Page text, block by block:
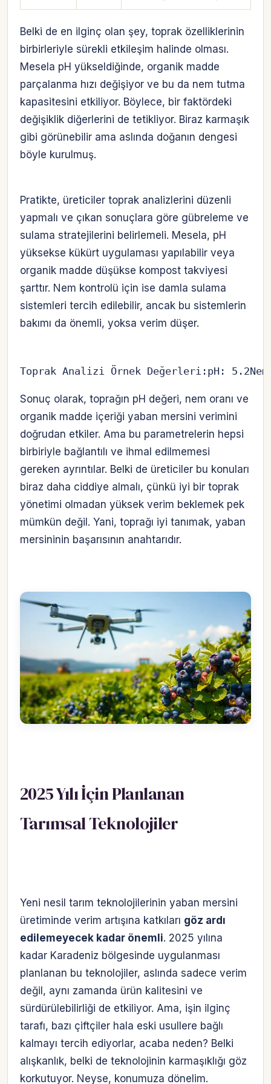
Belki de en ilginç olan şey, toprak özelliklerinin
birbirleriyle sürekli etkileşim halinde olması.
Mesela pH yükseldiğinde, organik madde
parçalanma hızı değişiyor ve bu da nem tutma
kapasitesini etkiliyor. Böylece, bir faktördeki
değişiklik diğerlerini de tetikliyor. Biraz karmaşık
gibi görünebilir ama aslında doğanın dengesi
böyle kurulmuş.
Pratikte, üreticiler toprak analizlerini düzenli
yapmalı ve çıkan sonuçlara göre gübreleme ve
sulama stratejilerini belirlemeli. Mesela, pH
yüksekse kükürt uygulaması yapılabilir veya
organik madde düşükse kompost takviyesi
şarttır. Nem kontrolü için ise damla sulama
sistemleri tercih edilebilir, ancak bu sistemlerin
bakımı da önemli, yoksa verim düşer.
Toprak Analizi Örnek Değerleri:pH: 5.2Nem:
Sonuç olarak, toprağın pH değeri, nem oranı ve
organik madde içeriği yaban mersini verimini
doğrudan etkiler. Ama bu parametrelerin hepsi
birbiriyle bağlantılı ve ihmal edilmemesi
gereken ayrıntılar. Belki de üreticiler bu konuları
biraz daha ciddiye almalı, çünkü iyi bir toprak
yönetimi olmadan yüksek verim beklemek pek
mümkün değil. Yani, toprağı iyi tanımak, yaban
mersininin başarısının anahtarıdır.
2025 Yılı İçin Planlanan
Tarımsal Teknolojiler
Yeni nesil tarım teknolojilerinin yaban mersini
üretiminde verim artışına katkıları göz ardı
edilemeyecek kadar önemli. 2025 yılına
kadar Karadeniz bölgesinde uygulanması
planlanan bu teknolojiler, aslında sadece verim
değil, aynı zamanda ürün kalitesini ve
sürdürülebilirliği de etkiliyor. Ama, işin ilginç
tarafı, bazı çiftçiler hala eski usullere bağlı
kalmayı tercih ediyorlar, acaba neden? Belki
alışkanlık, belki de teknolojinin karmaşıklığı göz
korkutuyor. Neyse, konumuza dönelim.